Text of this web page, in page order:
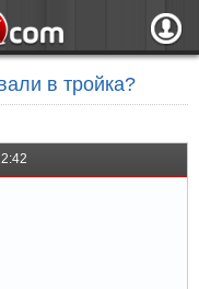
Регистрация
Вход чрез
в тройка?